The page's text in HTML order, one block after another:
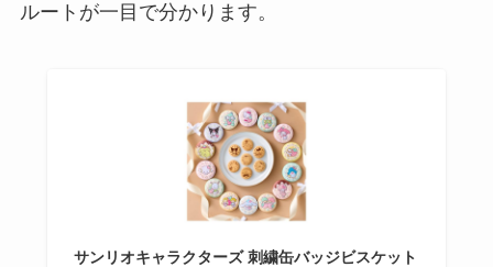
ルートが一目で分かります。
サンリオキャラクターズ 刺繍缶バッジビスケット